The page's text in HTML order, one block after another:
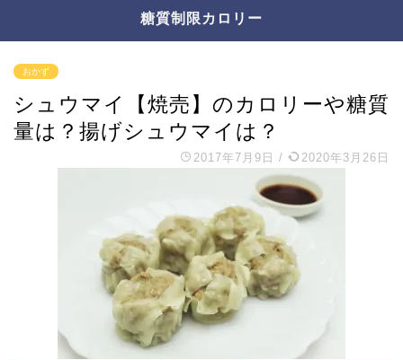
糖質制限カロリー
おかず
シュウマイ【焼売】のカロリーや糖質
量は？揚げシュウマイは？
2017年7月9日 / 2020年3月26日